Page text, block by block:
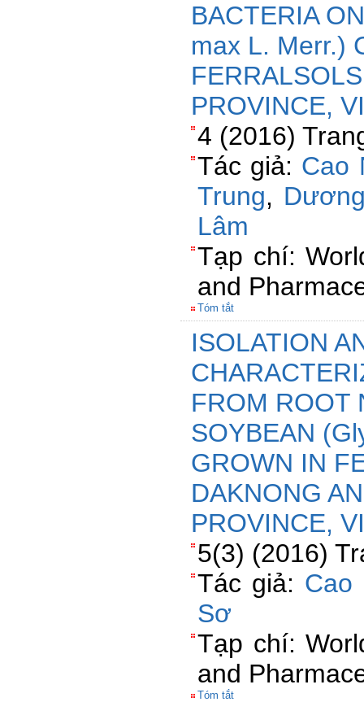
BACTERIA
max L. Merr.)
PROVINCE,
4 (2016)
Tác giả: Cao
Trung,
Lâm
Tạp chí:
and
Tóm tắt
ISOLATION
FROM ROOT
SOYBEAN
GROWN IN
DAKNONG
PROVINCE,
5(3) (2016)
Tác giả: Cao
Sơ
Tạp chí:
and
Tóm tắt